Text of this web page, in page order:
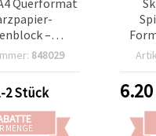
–
200 g/m²,
848029
2 Stück
MENGE
6.20